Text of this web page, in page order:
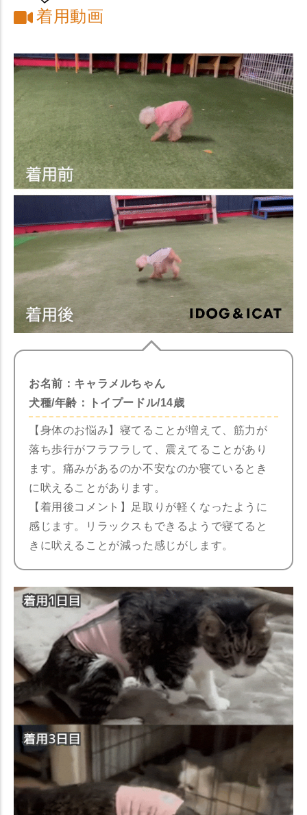
着用動画
お名前：キャラメルちゃん
犬種/年齢：トイプードル/14歳
【身体のお悩み】寝てることが増えて、筋力が
落ち歩行がフラフラして、震えてることがあり
ます。痛みがあるのか不安なのか寝ているとき
に吠えることがあります。
【着用後コメント】足取りが軽くなったように
感じます。リラックスもできるようで寝てると
きに吠えることが減った感じがします。